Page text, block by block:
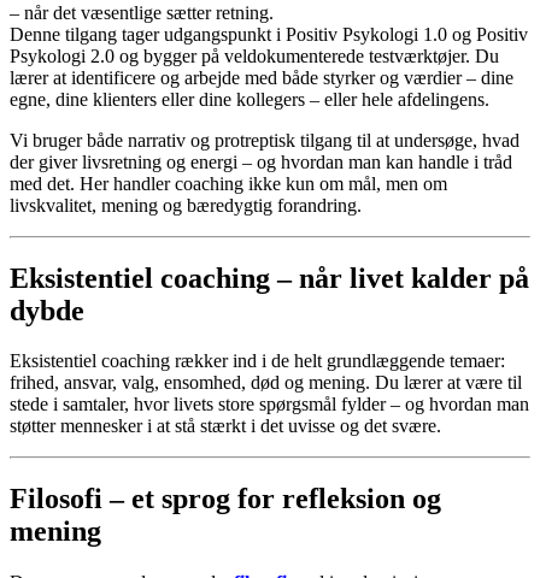
– nårdet væsentlige sætterretning.
Denne tilgang tagerudgangspunkt i Positiv Psykologi 1.0 og Positiv
Psykologi 2.0 og byggerpå veldokumenterede testværktøjer. Du
lærerat identificere og arbejde med både styrkerog værdier – dine
egne, dine klienters eller dine kollegers – eller hele afdelingens.
Vi brugerbåde narrativ og protreptisk tilgang til at undersøge, hvad
der giverlivsretning og energi – og hvordan man kan handle i tråd
med det. Herhandlercoaching ikke kun om mål, men om
livskvalitet, mening og bæredygtig forandring.
Eksistentiel coaching –når livet kalder på
dybde
Eksistentiel coaching rækkerind i de helt grundlæggende temaer:
frihed, ansvar, valg, ensomhed, død og mening. Du læreratvære til
stede i samtaler, hvorlivets store spørgsmål fylder – og hvordan man
støttermenneskeri atstå stærkti detuvisse og detsvære.
Filosofi –et sprog for refleksion og
mening